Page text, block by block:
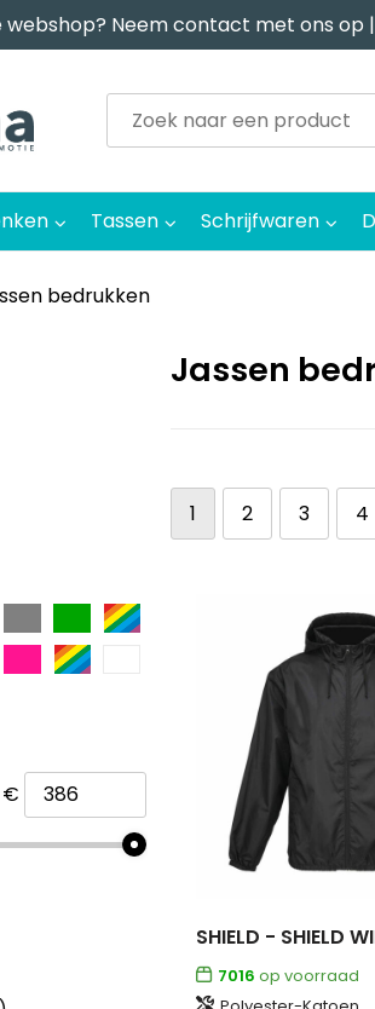
webshop? Neem contact met ons op |
Tassen Schrijfwaren
bedrukken
€
Jassen
1 2 3 4
SHIELD - SHIELD
7016 op voorraad